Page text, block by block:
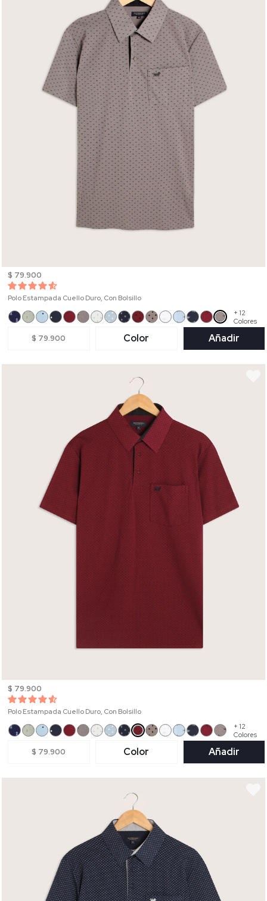
$ 79.900
Polo Estampada Cuello Duro, Con Bolsillo
+ 12
Colores
$ 79.900 Color Añadir
$ 79.900
Polo Estampada Cuello Duro, Con Bolsillo
+ 12
Colores
$ 79.900 Color Añadir